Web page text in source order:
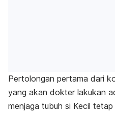
Pertolongan pertama dari
yang akan dokter lakukan
menjaga tubuh si Kecil tetap